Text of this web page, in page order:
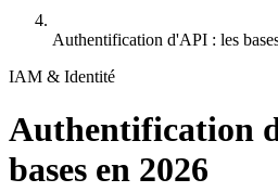
Authentification d'API : les
IAM & Identité
Authentification
bases en 2026